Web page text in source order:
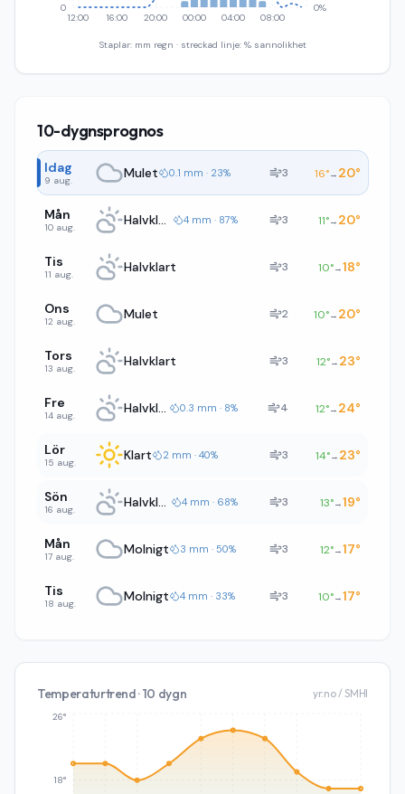
12:00 16:00 20:00 00:00 04:00 08:00
0 0%
Staplar: mm regn · streckad linje: % sannolikhet
10-dygnsprognos
Idag
9 aug. Mulet 0.1 mm · 23% 3 16°→ 20°
Mån
10 aug. Halvklart 4 mm · 87% 3 11°→ 20°
Tis
11 aug. Halvklart 3 10°→18°
Ons
12 aug. Mulet 2 10°→ 20°
Tors
13 aug. Halvklart 3 12°→ 23°
Fre
14 aug. Halvklart 0.3 mm · 8% 4 12°→ 24°
Lör
15 aug. Klart 2 mm · 40% 3 14°→ 23°
Sön
16 aug. Halvklart 4 mm · 68% 3 13°→19°
Mån
17 aug. Molnigt 3 mm · 50% 3 12°→17°
Tis
18 aug. Molnigt 4 mm · 33% 3 10°→17°
Temperaturtrend · 10 dygn yr.no / SMHI
18°
26°